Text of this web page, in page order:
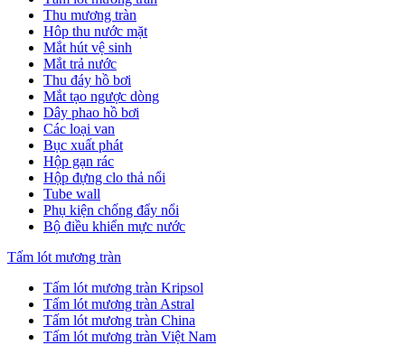
Thu mương tràn
Hôp thu nước mặt
Mắt hút vệ sinh
Mắt trả nước
Thu đáy hồ bơi
Mắt tạo ngược dòng
Dây phao hồ bơi
Các loại van
Bục xuất phát
Hộp gạn rác
Hộp đựng clo thả nổi
Tube wall
Phụ kiện chống đẩy nổi
Bộ điều khiển mực nước
Tấm lót mương tràn
Tấm lót mương tràn Kripsol
Tấm lót mương tràn Astral
Tấm lót mương tràn China
Tấm lót mương tràn Việt Nam